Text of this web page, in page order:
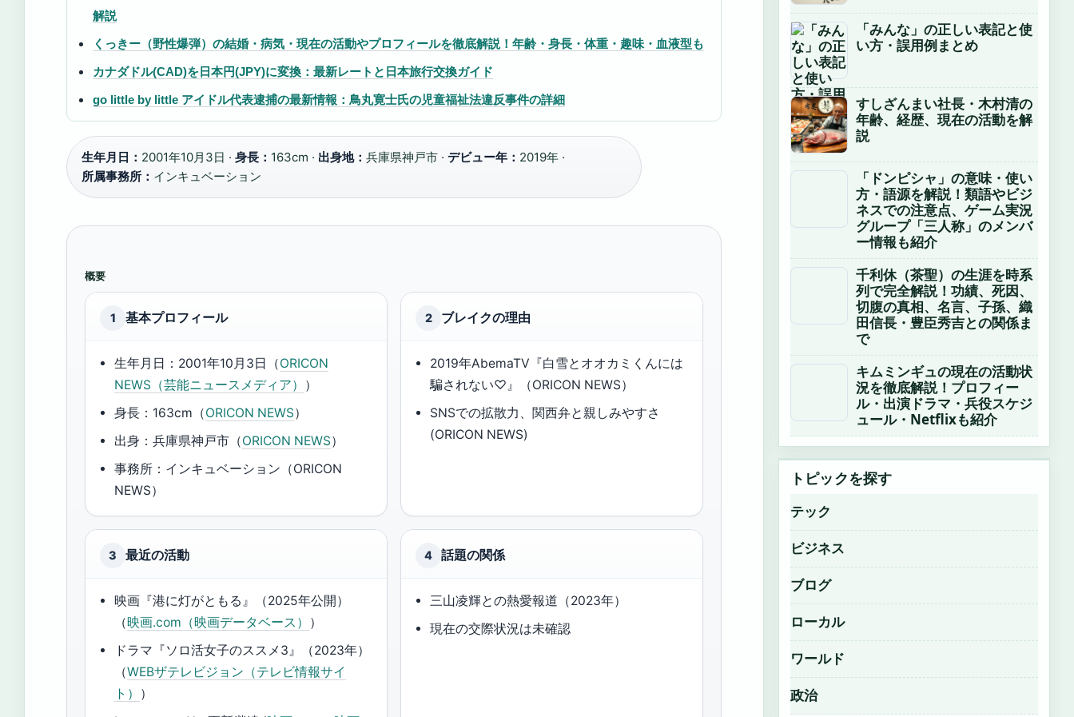
解説
くっきー（野性爆弾）の結婚・病気・現在の活動やプロフィールを徹底解説！年齢・身長・体重・趣味・血液型も
カナダドル(CAD)を日本円(JPY)に変換：最新レートと日本旅行交換ガイド
go little by little アイドル代表逮捕の最新情報：鳥丸寛士氏の児童福祉法違反事件の詳細
生年月日： 2001年10月3日 · 身長： 163cm · 出身地： 兵庫県神戸市 · デビュー年： 2019年 ·
所属事務所： インキュベーション
概要
1 基本プロフィール
生年月日：2001年10月3日（ORICON
NEWS（芸能ニュースメディア） ）
身長：163cm（ORICON NEWS）
出身：兵庫県神戸市（ORICON NEWS）
事務所：インキュベーション（ORICON
NEWS）
2 ブレイクの理由
2019年AbemaTV『白雪とオオカミくんには
騙されない♡』（ORICON NEWS）
SNSでの拡散力、関西弁と親しみやすさ
(ORICON NEWS)
3 最近の活動
映画『港に灯がともる』（2025年公開）
（映画.com（映画データベース） ）
ドラマ『ソロ活女子のススメ3』（2023年）
（WEBザテレビジョン（テレビ情報サイ
ト） ）
4 話題の関係
三山凌輝との熱愛報道（2023年）
現在の交際状況は未確認
「みんな」の正しい表記と使
い方・誤用例まとめ
すしざんまい社長・木村清の
年齢、経歴、現在の活動を解
説
「ドンピシャ」の意味・使い
方・語源を解説！類語やビジ
ネスでの注意点、ゲーム実況
グループ「三人称」のメンバ
ー情報も紹介
千利休（茶聖）の生涯を時系
列で完全解説！功績、死因、
切腹の真相、名言、子孫、織
田信長・豊臣秀吉との関係ま
で
キムミンギュの現在の活動状
況を徹底解説！プロフィー
ル・出演ドラマ・兵役スケジ
ュール・Netflixも紹介
トピックを探す
テック
ビジネス
ブログ
ローカル
ワールド
政治